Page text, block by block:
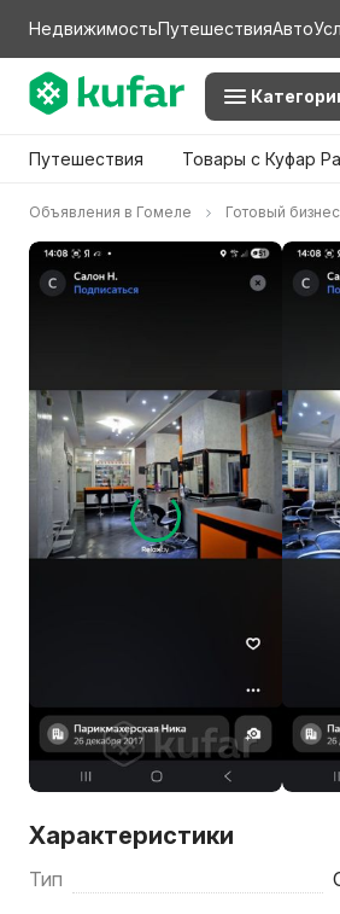
НедвижимостьПутешествияАвто
Путешествия Товары с Куфар
Объявления в Гомеле Готовый
Характеристики
Тип